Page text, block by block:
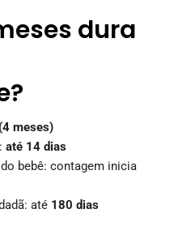
dura
meses)
até 14 dias
bebê: contagem inicia
até 180 dias